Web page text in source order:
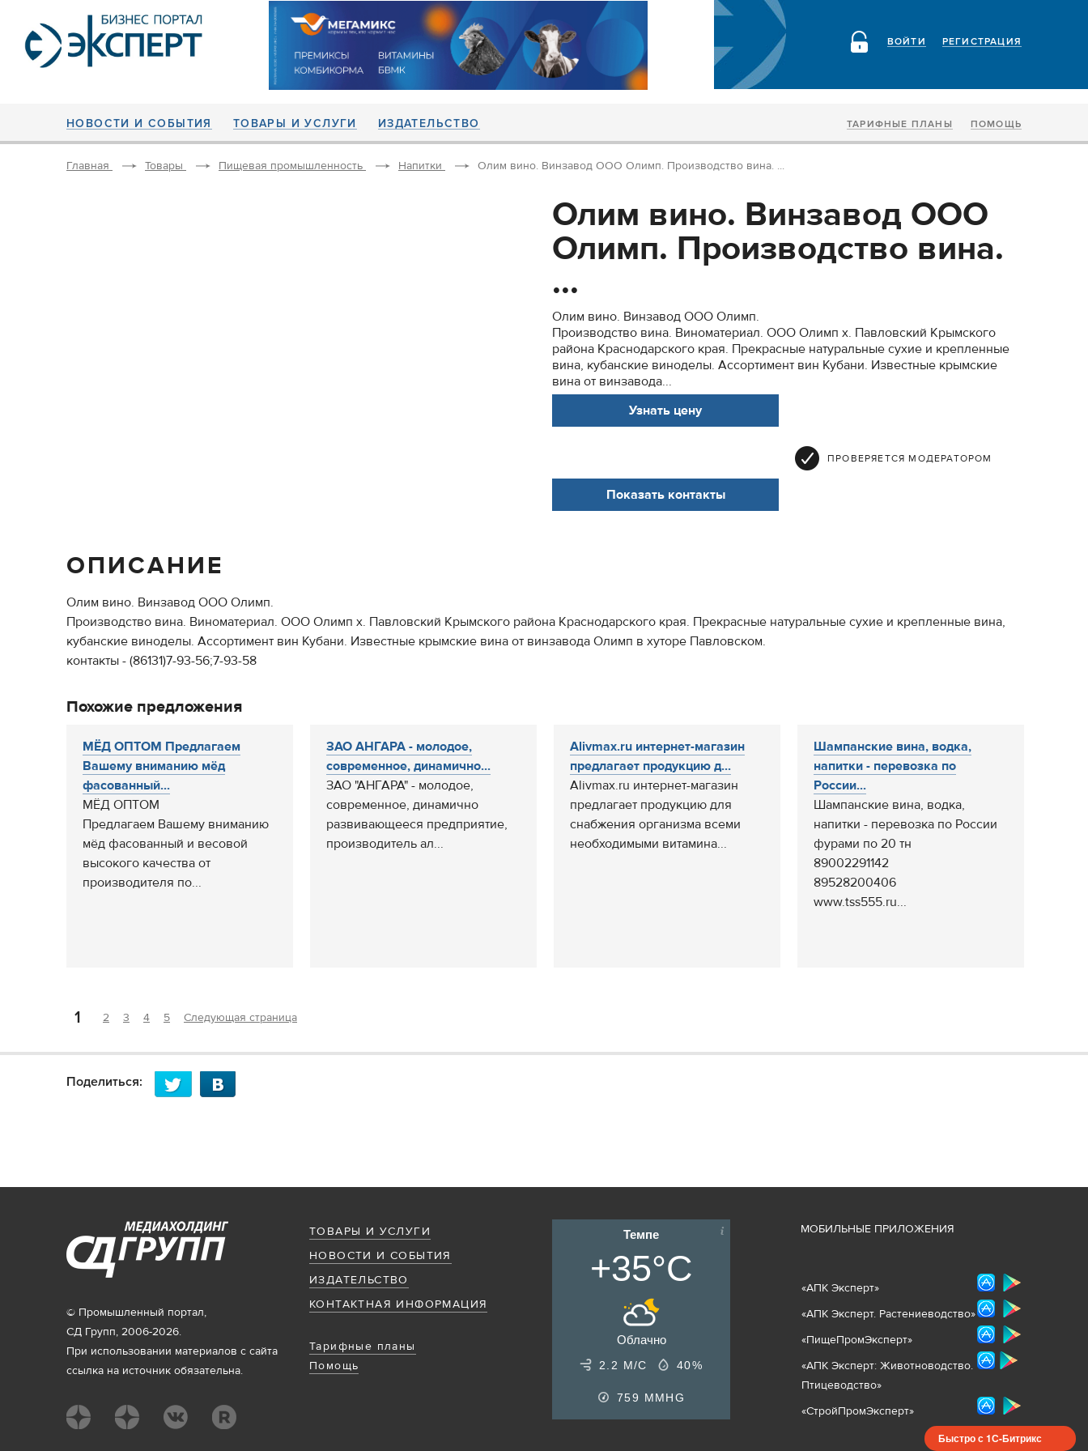
РЕГИСТРАЦИЯ
ВОЙТИ
НОВОСТИ И СОБЫТИЯ ТОВАРЫ И УСЛУГИ ИЗДАТЕЛЬСТВО ТАРИФНЫЕ ПЛАНЫ ПОМОЩЬ
Главная Товары Пищевая промышленность Напитки Олим вино. Винзавод ООО Олимп. Производство вина. ...
Олим вино. Винзавод ООО
Олимп. Производство вина.
...
Олим вино. Винзавод ООО Олимп.
Производство вина. Виноматериал. ООО Олимп х. Павловский Крымского
района Краснодарского края. Прекрасные натуральные сухие и крепленные
вина, кубанские виноделы. Ассортимент вин Кубани. Известные крымские
вина от винзавода...
Узнать цену
ПРОВЕРЯЕТСЯ МОДЕРАТОРОМ
Показать контакты
ОПИСАНИЕ
Олим вино. Винзавод ООО Олимп.
Производство вина. Виноматериал. ООО Олимп х. Павловский Крымского района Краснодарского края. Прекрасные натуральные сухие и крепленные вина,
кубанские виноделы. Ассортимент вин Кубани. Известные крымские вина от винзавода Олимп в хуторе Павловском.
контакты - (86131)7-93-56;7-93-58
Похожие предложения
МЁД ОПТОМ Предлагаем
Вашему вниманию мёд
фасованный...
МЁД ОПТОМ
Предлагаем Вашему вниманию
мёд фасованный и весовой
высокого качества от
производителя по...
ЗАО АНГАРА - молодое,
современное, динамично...
ЗАО "АНГАРА" - молодое,
современное, динамично
развивающееся предприятие,
производитель ал...
Alivmax.ru интернет-магазин
предлагает продукцию д...
Alivmax.ru интернет-магазин
предлагает продукцию для
снабжения организма всеми
необходимыми витамина...
Шампанские вина, водка,
напитки - перевозка по
России...
Шампанские вина, водка,
напитки - перевозка по России
фурами по 20 тн
89002291142
89528200406
www.tss555.ru...
1 2 3 4 5 Следующая страница
Поделиться:
ТОВАРЫ И УСЛУГИ
НОВОСТИ И СОБЫТИЯ
ИЗДАТЕЛЬСТВО
КОНТАКТНАЯ ИНФОРМАЦИЯ
Тарифные планы
Помощь
© Промышленный портал,
СД Групп, 2006-2026.
При использовании материалов с сайта
ссылка на источник обязательна.
Темпе
+35°C
Облачно
2.2 М/С 40%
759 MMHG
МОБИЛЬНЫЕ ПРИЛОЖЕНИЯ
«АПК Эксперт»
«АПК Эксперт. Растениеводство»
«ПищеПромЭксперт»
«АПК Эксперт: Животноводство.
Птицеводство»
«СтройПромЭксперт»
Быстро с 1С-Битрикс